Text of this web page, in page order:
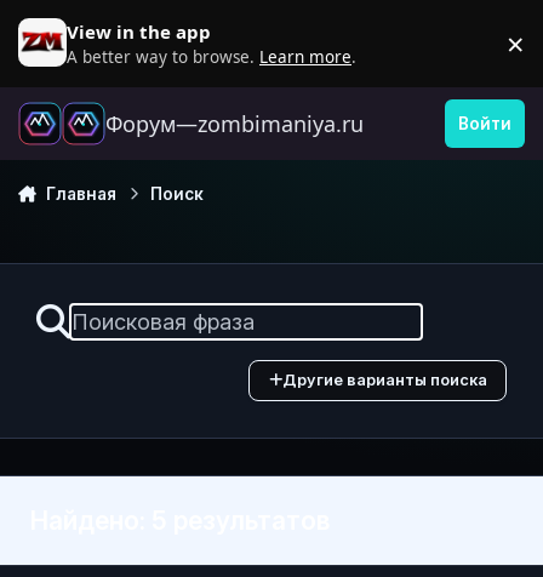
Перейти к содержанию
View in the app
A better way to browse. Learn more. ×
Форум—zombimaniya.ru Войти
Главная Поиск
Другие варианты поиска